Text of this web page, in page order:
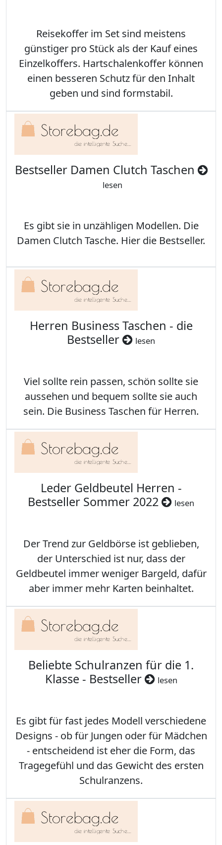
Reisekoffer im Set sind meistens
günstiger pro Stück als der Kauf eines
Einzelkoffers. Hartschalenkoffer können
einen besseren Schutz für den Inhalt
geben und sind formstabil.
Bestseller Damen Clutch Taschen
lesen
Es gibt sie in unzähligen Modellen. Die
Damen Clutch Tasche. Hier die Bestseller.
Herren Business Taschen - die
Bestseller
lesen
Viel sollte rein passen, schön sollte sie
aussehen und bequem sollte sie auch
sein. Die Business Taschen für Herren.
Leder Geldbeutel Herren -
Bestseller Sommer 2022
lesen
Der Trend zur Geldbörse ist geblieben,
der Unterschied ist nur, dass der
Geldbeutel immer weniger Bargeld, dafür
aber immer mehr Karten beinhaltet.
Beliebte Schulranzen für die 1.
Klasse - Bestseller
lesen
Es gibt für fast jedes Modell verschiedene
Designs - ob für Jungen oder für Mädchen
- entscheidend ist eher die Form, das
Tragegefühl und das Gewicht des ersten
Schulranzens.